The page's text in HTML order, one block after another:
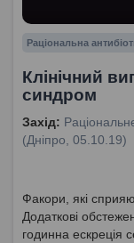
Раціональна
Клінічний
синдром
Захід:
(Дніпро, 05.10.19)
Факори, які
Додаткові
годинна ескреція